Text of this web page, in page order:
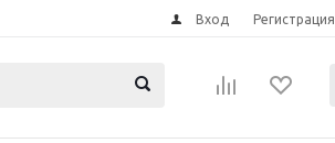
Вход Регистрация